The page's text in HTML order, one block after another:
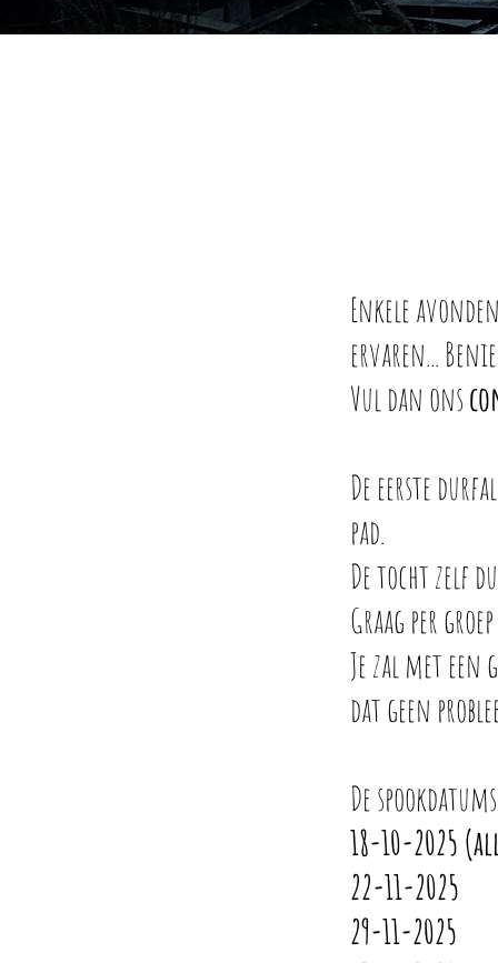
Enkele
ervaren...
Vul dan ons
De eerste
pad.
De tocht zelf
Graag per
Je zal met een
dat geen
De
18-10-2025
22-11-2025
29-11-2025